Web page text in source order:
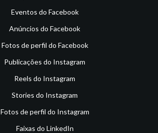
Eventos do Facebook
Anúncios do Facebook
Fotos de perfil do Facebook
Publicações do Instagram
Reels do Instagram
Stories do Instagram
Fotos de perfil do Instagram
Faixas do LinkedIn